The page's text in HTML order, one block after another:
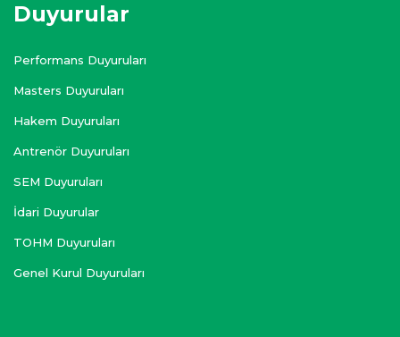
Duyurular
Performans Duyuruları
Masters Duyuruları
Hakem Duyuruları
Antrenör Duyuruları
SEM Duyuruları
İdari Duyurular
TOHM Duyuruları
Genel Kurul Duyuruları